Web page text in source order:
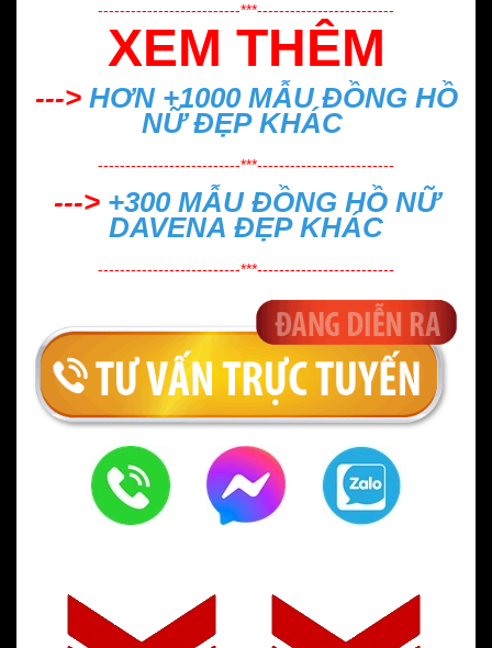
--------------------------***-------------------------
XEM THÊM
--->HƠN +1000 MẪUĐỒNG HỒ
NỮ ĐẸPKHÁC
--------------------------***-------------------------
--->+300 MẪU ĐỒNG HỒ NỮ
DAVENA ĐẸPKHÁC
--------------------------***-------------------------